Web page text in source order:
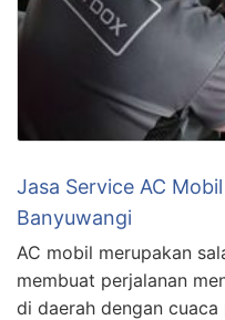
Jasa Service AC
Banyuwangi
AC mobil merupakan
membuat perjalanan
di daerah dengan